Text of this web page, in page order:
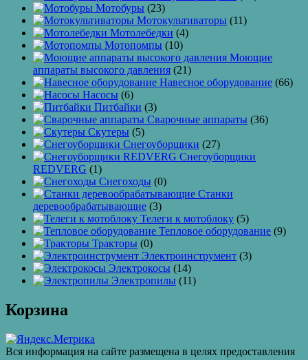
Мотобуры (23)
Мотокультиваторы (11)
Мотолебедки (4)
Мотопомпы (10)
Моющие
аппараты высокого давления (21)
Навесное оборудование (66)
Насосы (6)
Питбайки (3)
Сварочные аппараты (36)
Скутеры (5)
Снегоуборщики (27)
Снегоуборщики
REDVERG (1)
Снегоходы (0)
Станки
деревообрабатывающие (3)
Телеги к мотоблоку (5)
Тепловое оборудование (9)
Тракторы (0)
Электроинструмент (3)
Электрокосы (14)
Электропилы (11)
Корзина
Вся информация на сайте размещена в целях предоставления